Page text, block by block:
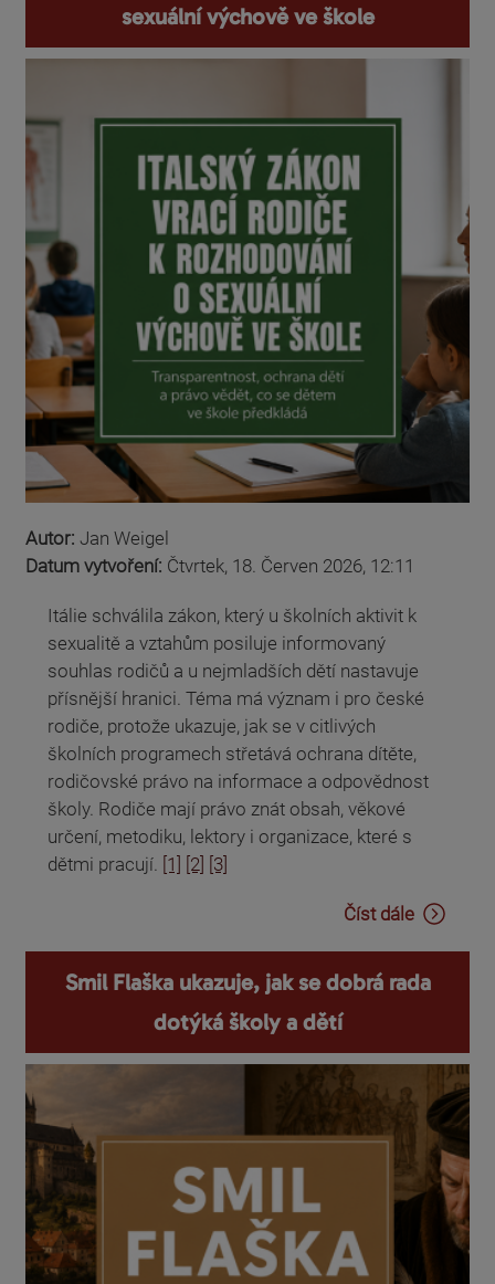
sexuální výchově ve škole
Autor: Jan Weigel
Datum vytvoření: Čtvrtek, 18. Červen 2026, 12:11
Itálie schválila zákon, který u školních aktivit k
sexualitě a vztahům posiluje informovaný
souhlas rodičů a u nejmladších dětí nastavuje
přísnější hranici. Téma má význam i pro české
rodiče, protože ukazuje, jak se v citlivých
školních programech střetává ochrana dítěte,
rodičovské právo na informace a odpovědnost
školy. Rodiče mají právo znát obsah, věkové
určení, metodiku, lektory i organizace, které s
dětmi pracují. [1] [2] [3]
Číst dále
Smil Flaška ukazuje, jak se dobrá rada
dotýká školy a dětí